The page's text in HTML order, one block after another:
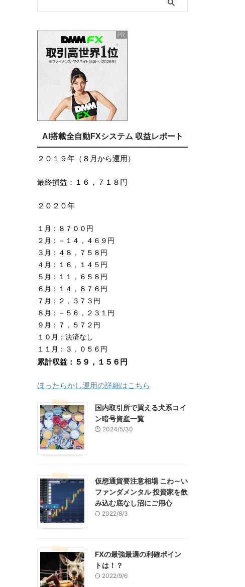
AI搭載全自動FXシステム 収益レポート
２０１９年（８月から運用）
最終損益：１６，７１８円
２０２０年
１月：８７００円
２月：－１４，４６９円
３月：４８，７５８円
４月：１６，１４５円
５月：１１，６５８円
６月：１４，８７６円
７月：２，３７３円
８月：－５６，２３１円
９月：７，５７２円
１０月：決済なし
１１月：３，０５６円
累計収益：５９，１５６円
ほったらかし運用の詳細はこちら
国内取引所で買える犬系コイ
ン暗号資産一覧
2024/5/30
仮想通貨要注意相場 こわ～い
ファンダメンタル 投資家を飲
み込む底なし沼にご用心
2022/8/3
FXの最強最適の利確ポイン
トは！？
2022/9/6